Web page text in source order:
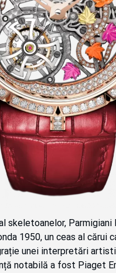
skeletoanelor, Parmigiani
1950, un ceas al cărui
unei interpretări
notabilă a fost Piaget